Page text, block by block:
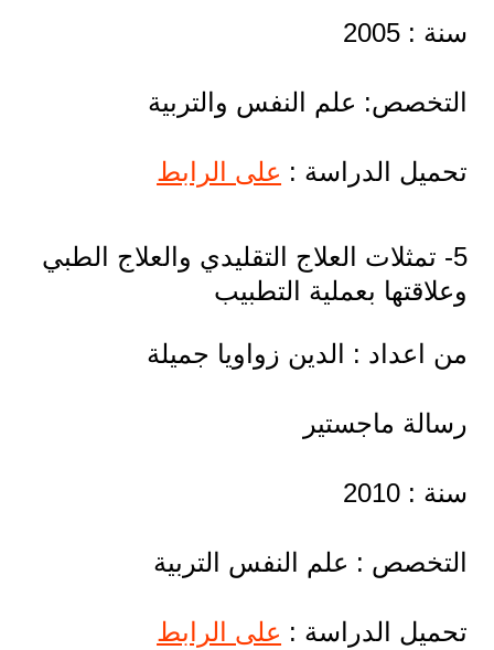
سنة : 2005
التخصص: علم النفس والتربية
تحميل الدراسة : على الرابط
5- تمثلات العلاج التقليدي والعلاج الطبي
وعلاقتها بعملية التطبيب
من اعداد : الدين زواويا جميلة
رسالة ماجستير
سنة : 2010
التخصص : علم النفس التربية
تحميل الدراسة : على الرابط